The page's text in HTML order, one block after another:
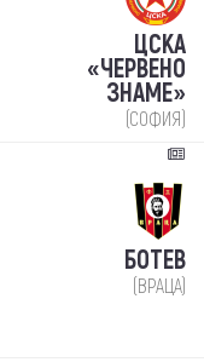
ЦСКА
«ЧЕРВЕНО
ЗНАМЕ»
(СОФИЯ)
БОТЕВ
(ВРАЦА)